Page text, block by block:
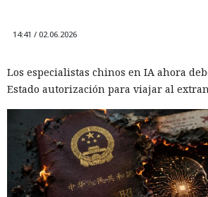
14:41 / 02.06.2026
Los especialistas chinos en IA ahora
Estado autorización para viajar al